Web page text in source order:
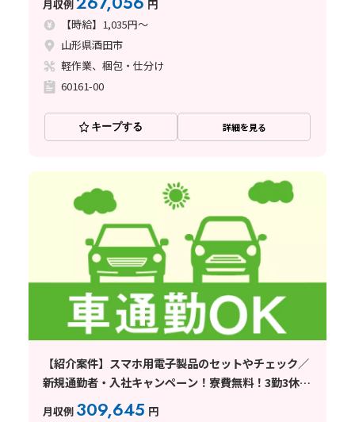
月収例
円
【時給】1,035円～
山形県酒田市
軽作業、梱包・仕分け
60161-00
キープする 詳細を見る
【紹介案件】スマホ用電子製品のセットやチェック／
新規通勤者・入社キャンペーン！寮費無料！3勤3休で
高収入のお仕事です！
月収例 309,645 円